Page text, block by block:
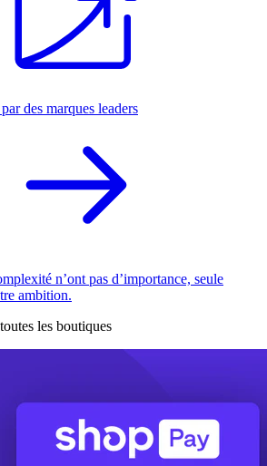
des marques leaders
n’ont pas d’importance, seule
ambition.
les boutiques